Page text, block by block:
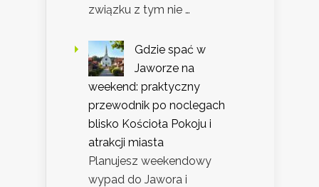
związku z tym nie …
Gdzie spać w
Jaworze na
weekend: praktyczny
przewodnik po noclegach
blisko Kościoła Pokoju i
atrakcji miasta
Planujesz weekendowy
wypad do Jawora i